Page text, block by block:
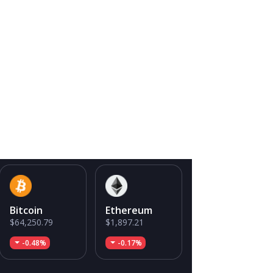
Bitcoin
$64,250.79
-0.48%
Ethereum
$1,897.21
-0.17%